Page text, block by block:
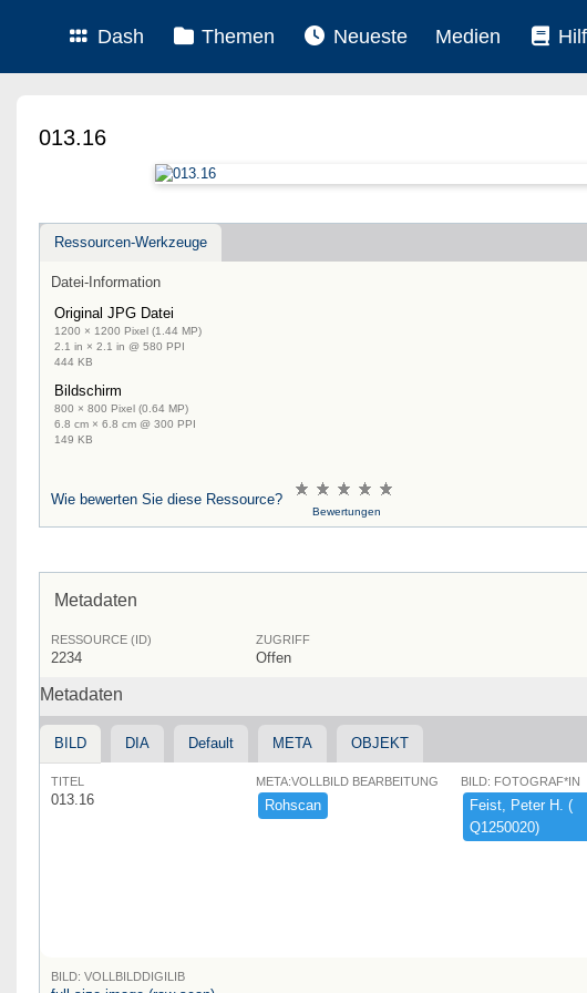
Dash Themen Neueste Medien
013.16
Ressourcen-Werkzeuge
Datei-Information
Original JPG Datei
1200 × 1200 Pixel (1.44 MP)
2.1 in × 2.1 in @ 580 PPI
444 KB
Bildschirm
800 × 800 Pixel (0.64 MP)
6.8 cm × 6.8 cm @ 300 PPI
149 KB
Wie bewerten Sie diese Ressource?
Bewertungen
Metadaten
RESSOURCE (ID)
2234
ZUGRIFF
Offen
Metadaten
BILD DIA Default META OBJEKT
TITEL
013.16
META:VOLLBILD BEARBEITUNG
Rohscan
BILD: FOTOGRAF*IN
Feist,​ ​Peter ​H.​ ​(​
Q1250020)​
BILD: VOLLBILDDIGILIB